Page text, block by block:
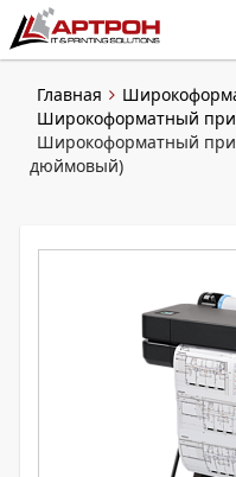
Главная
Широкоформатный
Широкоформатный
дюймовый)